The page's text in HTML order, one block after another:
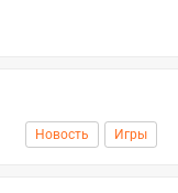
Новость Игры